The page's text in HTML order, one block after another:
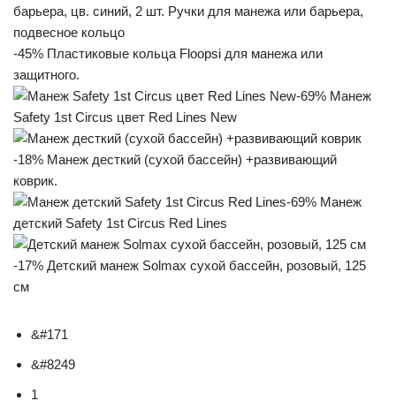
-45% Пластиковые кольца Floopsi для манежа или
защитного.
-69% Манеж
Safety 1st Circus цвет Red Lines New
-18% Манеж десткий (сухой бассейн) +развивающий
коврик.
-69% Манеж
детский Safety 1st Circus Red Lines
-17% Детский манеж Solmax сухой бассейн, розовый, 125
см
&#171
&#8249
1